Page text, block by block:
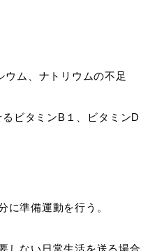
ウム、ナトリウムの不足
ビタミンB１、ビタミンD
に準備運動を行う。